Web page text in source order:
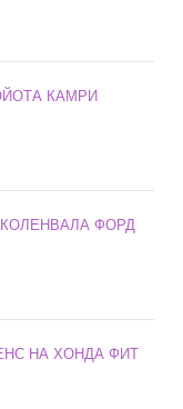
КАМРИ
ФОРД
НА ХОНДА ФИТ